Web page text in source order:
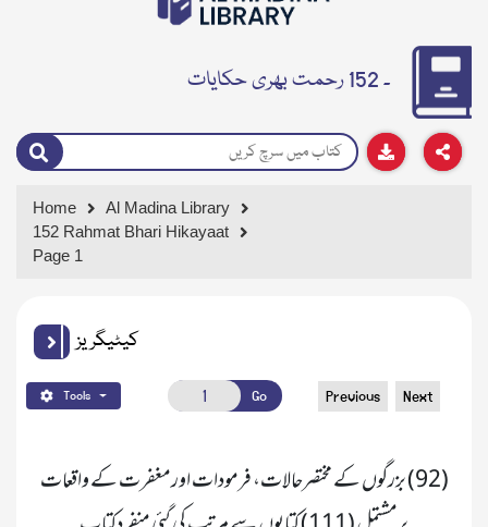
۔ 152 رحمت بھری حکایات
Home
Al Madina Library
152 Rahmat Bhari Hikayaat
Page 1
کیٹیگریز
Tools Go Previous Next